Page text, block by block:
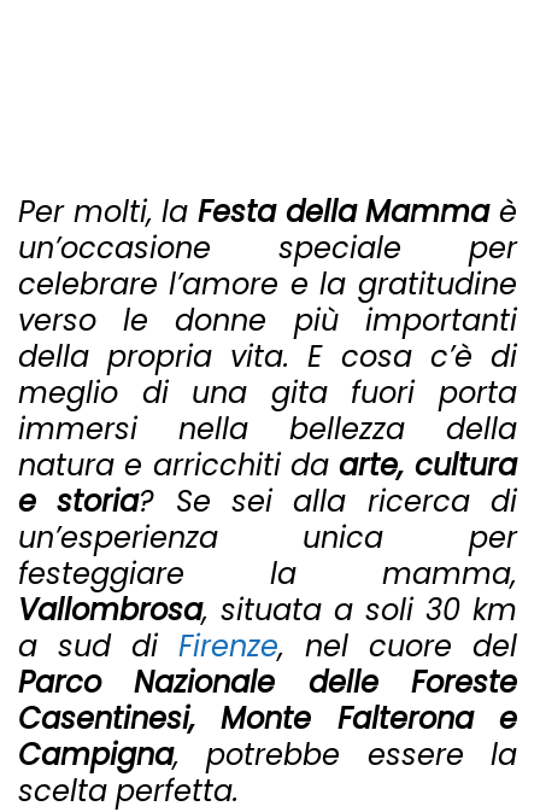
Per molti, la Festa della Mammaè
un’occasione speciale per
celebrare l’amore e la gratitudine
verso le donne più importanti
della propria vita. E cosa c’è di
meglio di una gita fuori porta
immersi nella bellezza della
natura e arricchiti daarte, cultura
e storia? Se sei alla ricerca di
un’esperienza unica per
festeggiare la mamma,
Vallombrosa, situata a soli 30 km
a sud di Firenze, nel cuore del
Parco Nazionale delle Foreste
Casentinesi, Monte Falterona e
Campigna, potrebbe essere la
scelta perfetta.